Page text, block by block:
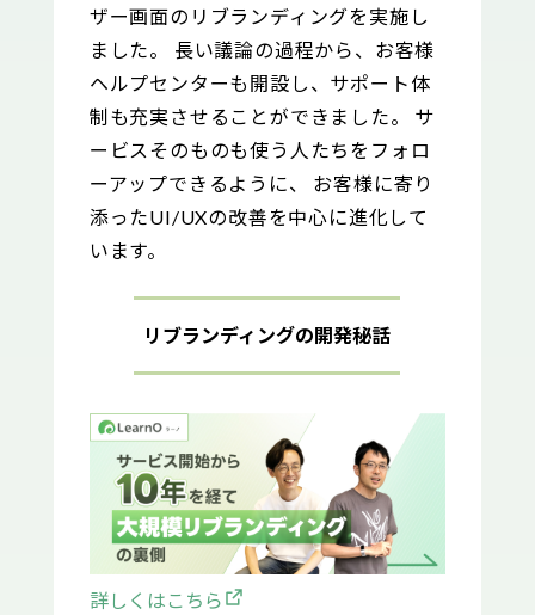
ザー画面のリブランディングを実施し
ました。 長い議論の過程から、お客様
ヘルプセンターも開設し、サポート体
制も充実させることができました。 サ
ービスそのものも使う人たちをフォロ
ーアップできるように、 お客様に寄り
添ったUI/UXの改善を中心に進化して
います。
リブランディングの開発秘話
詳しくはこちら